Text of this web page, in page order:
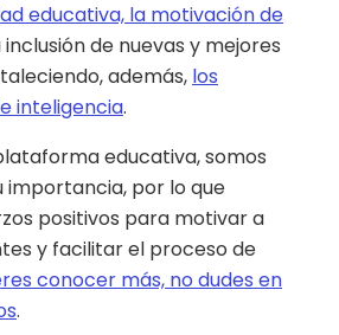
educativa, la motivación de
inclusión de nuevas y mejores
además, los
inteligencia.
educativa, somos
importancia, por lo que
positivos para motivar a
y facilitar el proceso de
conocer más, no dudes en
.